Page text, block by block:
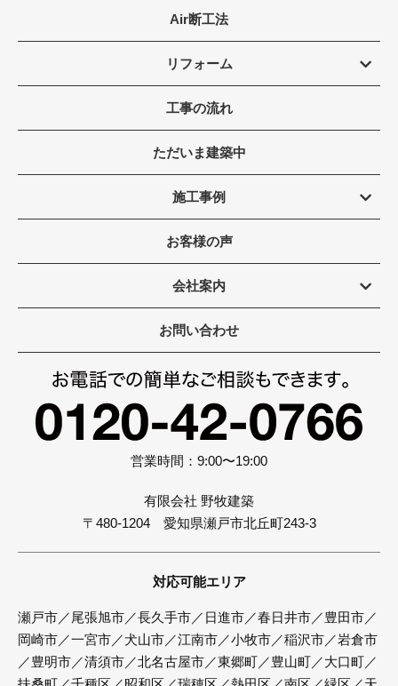
Air断工法
リフォーム
工事の流れ
ただいま建築中
施工事例
お客様の声
会社案内
お問い合わせ
営業時間：9:00〜19:00
有限会社 野牧建築
〒480-1204 愛知県瀬戸市北丘町243-3
対応可能エリア
瀬戸市／尾張旭市／長久手市／日進市／春日井市／豊田市／
岡崎市／一宮市／犬山市／江南市／小牧市／稲沢市／岩倉市
／豊明市／清須市／北名古屋市／東郷町／豊山町／大口町／